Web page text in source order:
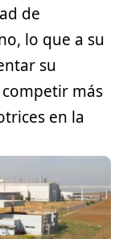
de
lo que a su
su
más
en la